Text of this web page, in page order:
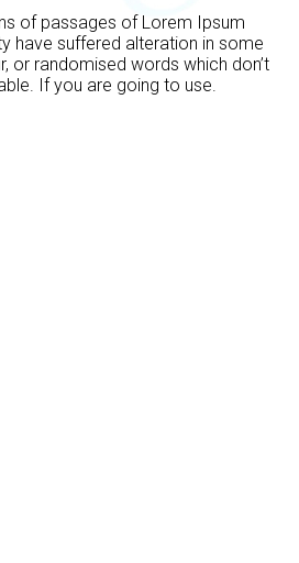
of passages of Lorem Ipsum
have suffered alteration in some
or randomised words which don’t
If you are going to use.